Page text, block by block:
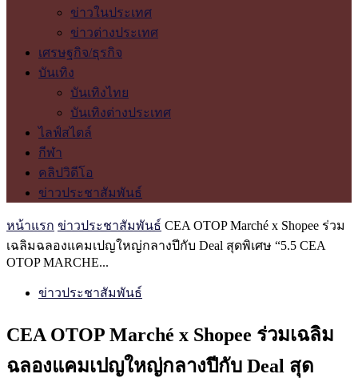
ข่าวในประเทศ
ข่าวต่างประเทศ
เศรษฐกิจ/ธุรกิจ
บันเทิง
บันเทิงไทย
บันเทิงต่างประเทศ
ไลฟ์สไตล์
กีฬา
คลิปวิดีโอ
ข่าวประชาสัมพันธ์
หน้าแรก ข่าวประชาสัมพันธ์ CEA OTOP Marché x Shopee ร่วม
เฉลิมฉลองแคมเปญใหญ่กลางปีกับ Deal สุดพิเศษ “5.5 CEA
OTOP MARCHE...
ข่าวประชาสัมพันธ์
CEA OTOP Marché x Shopee ร่วมเฉลิม
ฉลองแคมเปญใหญ่กลางปีกับ Deal สุด